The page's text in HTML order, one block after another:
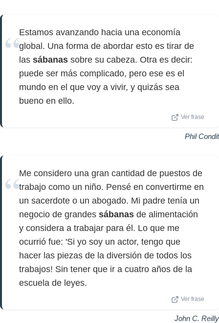
Estamos avanzando hacia una economía
global. Una forma de abordar esto es tirar de
las sábanas sobre su cabeza. Otra es decir:
puede ser más complicado, pero ese es el
mundo en el que voy a vivir, y quizás sea
bueno en ello.
Ver frase
Phil Condit
Me considero una gran cantidad de puestos de
trabajo como un niño. Pensé en convertirme en
un sacerdote o un abogado. Mi padre tenía un
negocio de grandes sábanas de alimentación
y considera a trabajar para él. Lo que me
ocurrió fue: 'Si yo soy un actor, tengo que
hacer las piezas de la diversión de todos los
trabajos! Sin tener que ir a cuatro años de la
escuela de leyes.
Ver frase
John C. Reilly